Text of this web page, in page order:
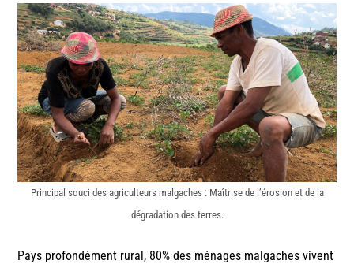
Principal souci des agriculteurs malgaches : Maîtrise de l’érosion et de la
dégradation des terres.
Pays profondément rural, 80% des ménages malgaches vivent